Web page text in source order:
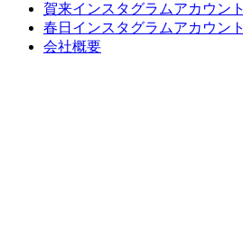
賀来インスタグラムアカウント
春日インスタグラムアカウント
会社概要